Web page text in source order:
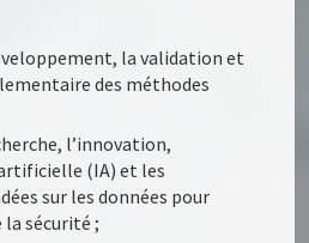
la validation et
des méthodes
l’innovation,
(IA) et les
sur les données pour
la sécurité ;